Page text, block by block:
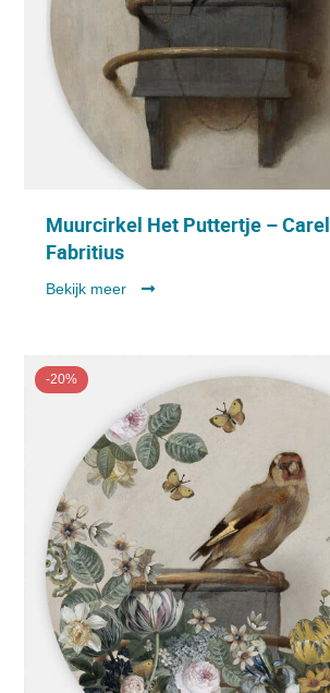
Muurcirkel Het Puttertje – Carel
Fabritius
Bekijk meer
-20%